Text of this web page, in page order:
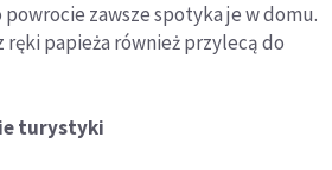
zawsze spotyka je w domu.
ręki papieża również przylecą do
turystyki